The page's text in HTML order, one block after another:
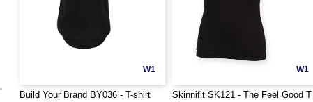
W1
Build Your Brand BY036 - T-shirt
W1
Skinnifit SK121 - The Feel Good T